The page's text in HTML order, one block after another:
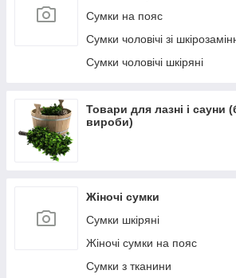
Сумки на пояс
Сумки чоловічі зі
Сумки чоловічі шкіряні
Товари для лазні і сауни
вироби)
Жіночі сумки
Сумки шкіряні
Жіночі сумки на пояс
Сумки з тканини